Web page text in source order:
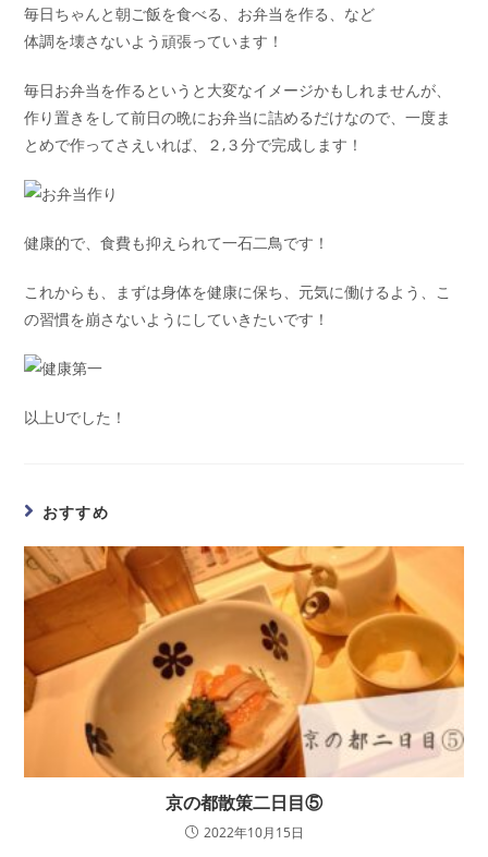
毎日ちゃんと朝ご飯を食べる、お弁当を作る、など
体調を壊さないよう頑張っています！
毎日お弁当を作るというと大変なイメージかもしれませんが、
作り置きをして前日の晩にお弁当に詰めるだけなので、一度ま
とめで作ってさえいれば、２,３分で完成します！
健康的で、食費も抑えられて一石二鳥です！
これからも、まずは身体を健康に保ち、元気に働けるよう、こ
の習慣を崩さないようにしていきたいです！
以上Uでした！
おすすめ
京の都散策二日目⑤
2022年10月15日